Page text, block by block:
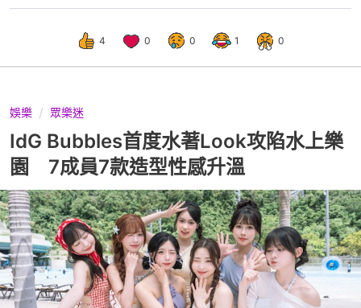
4 0 0 1 0
娛樂 眾樂迷
IdG Bubbles首度水著Look攻陷水上樂
園 7成員7款造型性感升溫